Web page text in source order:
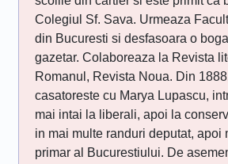
Colegiul Sf. Sava. Urmeaza
din Bucuresti si desfasoara o
gazetar. Colaboreaza la Revista
Romanul, Revista Noua. Din
casatoreste cu Marya Lupascu,
mai intai la liberali, apoi la
in mai multe randuri deputat, apoi
primar al Bucurestiului. De